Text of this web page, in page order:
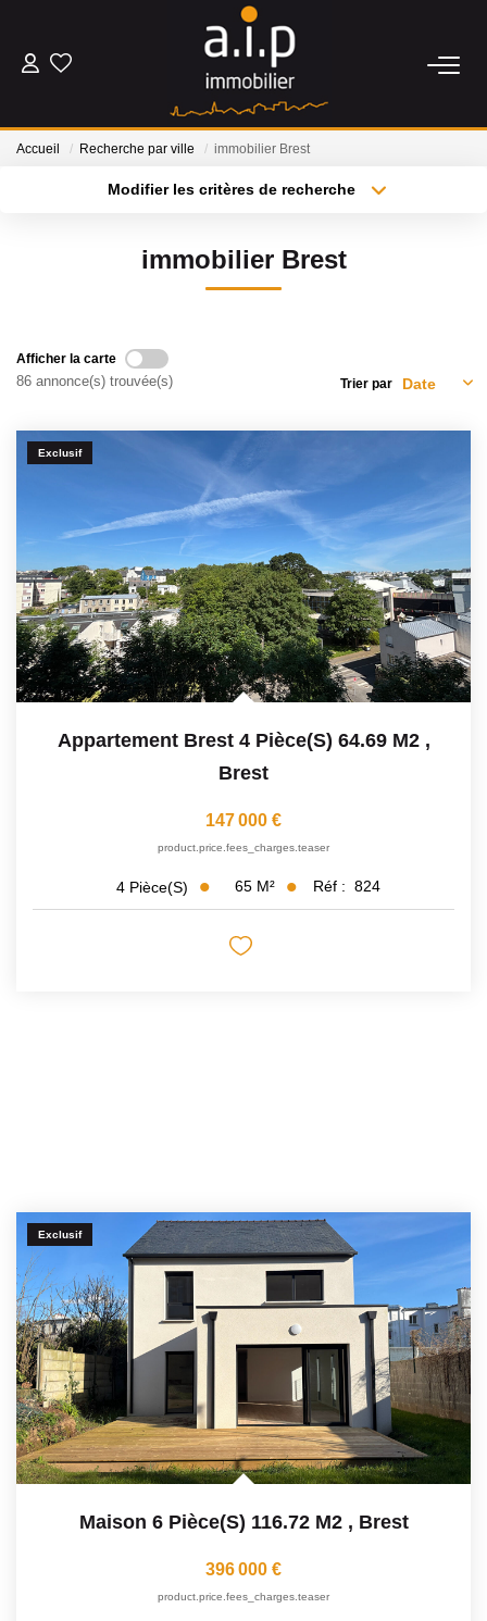
ACHETER
Nos Actualités
Avis Clients
CONTACT
Accueil Recherche par ville immobilier Brest
Modifier les critères de recherche
Créer une alerte
immobilier Brest
Afficher la carte
86 annonce(s) trouvée(s) Trier par
Exclusif
Appartement Brest 4 Pièce(s) 64.69 M2 ,
Brest
147 000 €
product.price.fees_charges.teaser
4 Pièce(s) 65 M² Réf : 824
Exclusif
Maison 6 Pièce(s) 116.72 M2 , Brest
396 000 €
product.price.fees_charges.teaser